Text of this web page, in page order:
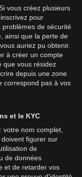
vous créez plusieurs
pour
de sécurité
ainsi que la perte de
auriez pu obtenir.
à créer un compte
que vous résidez
depuis une zone
correspond pas à vos
et le KYC
nom complet,
figurer sur
de
de données
et de retarder vos